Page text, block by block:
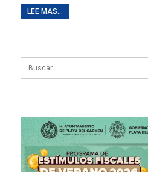
LEE MAS...